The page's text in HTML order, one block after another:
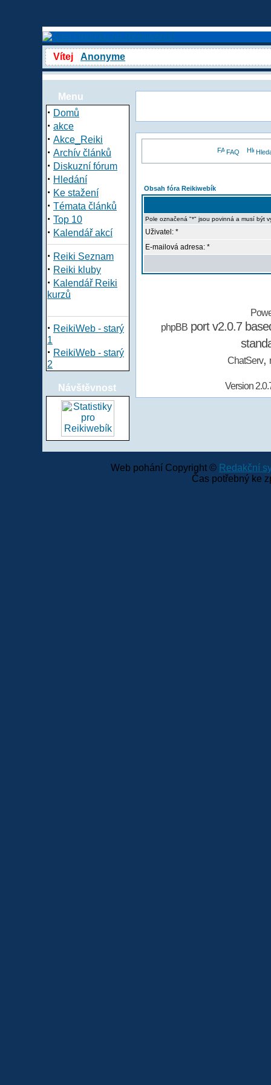
Vítej Anonyme
Menu
· Domů
· akce
· Akce_Reiki
· Archív článků
· Diskuzní fórum
· Hledání
· Ke stažení
· Témata článků
· Top 10
· Kalendář akcí
· Reiki Seznam
· Reiki kluby
· Kalendář Reiki
kurzů
· ReikiWeb - starý
1
· ReikiWeb - starý
2
Návštěvnost
FAQ
Obsah fóra Reikiwebík
Pole označená "*" jsou povinná a musí být
Uživatel: *
E-mailová adresa: *
phpBBport v2.0.7
ChatServ,
Version
Web pohání Copyright © Redakční
Čas potřebný ke